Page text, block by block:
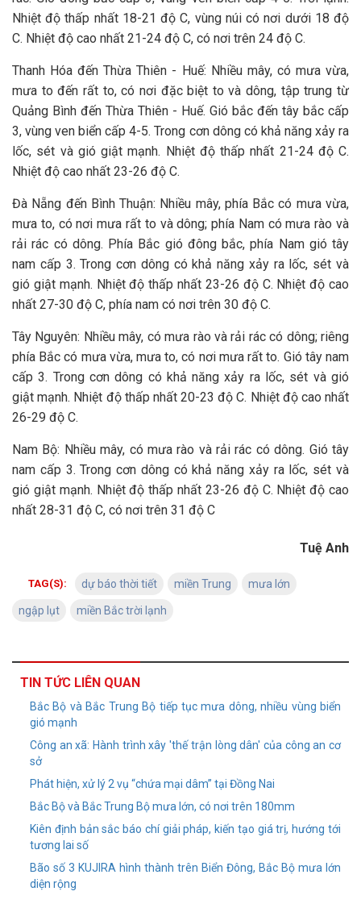
Nhiệt độ thấp nhất 18-21 độ C, vùng núi có nơi dưới 18 độ
C. Nhiệt độ cao nhất 21-24 độ C, có nơi trên 24 độ C.
Thanh Hóa đến Thừa Thiên - Huế: Nhiều mây, có mưa vừa,
mưa to đến rất to, có nơi đặc biệt to và dông, tập trung từ
Quảng Bình đến Thừa Thiên - Huế. Gió bắc đến tây bắc cấp
3, vùng ven biển cấp 4-5. Trong cơn dông có khả năng xảy ra
lốc, sét và gió giật mạnh. Nhiệt độ thấp nhất 21-24 độ C.
Nhiệt độ cao nhất 23-26 độ C.
Đà Nẵng đến Bình Thuận: Nhiều mây, phía Bắc có mưa vừa,
mưa to, có nơi mưa rất to và dông; phía Nam có mưa rào và
rải rác có dông. Phía Bắc gió đông bắc, phía Nam gió tây
nam cấp 3. Trong cơn dông có khả năng xảy ra lốc, sét và
gió giật mạnh. Nhiệt độ thấp nhất 23-26 độ C. Nhiệt độ cao
nhất 27-30 độ C, phía nam có nơi trên 30 độ C.
Tây Nguyên: Nhiều mây, có mưa rào và rải rác có dông; riêng
phía Bắc có mưa vừa, mưa to, có nơi mưa rất to. Gió tây nam
cấp 3. Trong cơn dông có khả năng xảy ra lốc, sét và gió
giật mạnh. Nhiệt độ thấp nhất 20-23 độ C. Nhiệt độ cao nhất
26-29 độ C.
Nam Bộ: Nhiều mây, có mưa rào và rải rác có dông. Gió tây
nam cấp 3. Trong cơn dông có khả năng xảy ra lốc, sét và
gió giật mạnh. Nhiệt độ thấp nhất 23-26 độ C. Nhiệt độ cao
nhất 28-31 độ C, có nơi trên 31 độ C
Tuệ Anh
TAG(S): dự báo thời tiết miền Trung mưa lớn
ngập lụt miền Bắc trời lạnh
TIN TỨC LIÊN QUAN
Bắc Bộ và Bắc Trung Bộ tiếp tục mưa dông, nhiều vùng biển
gió mạnh
Công an xã: Hành trình xây 'thế trận lòng dân' của công an cơ
sở
Phát hiện, xử lý 2 vụ “chứa mại dâm” tại Đồng Nai
Bắc Bộ và Bắc Trung Bộ mưa lớn, có nơi trên 180mm
Kiên định bản sắc báo chí giải pháp, kiến tạo giá trị, hướng tới
tương lai số
Bão số 3 KUJIRA hình thành trên Biển Đông, Bắc Bộ mưa lớn
diện rộng